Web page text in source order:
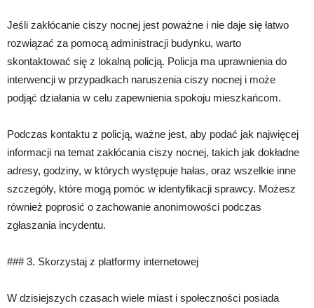
Jeśli zakłócanie ciszy nocnej jest poważne i nie daje się łatwo
rozwiązać za pomocą administracji budynku, warto
skontaktować się z lokalną policją. Policja ma uprawnienia do
interwencji w przypadkach naruszenia ciszy nocnej i może
podjąć działania w celu zapewnienia spokoju mieszkańcom.
Podczas kontaktu z policją, ważne jest, aby podać jak najwięcej
informacji na temat zakłócania ciszy nocnej, takich jak dokładne
adresy, godziny, w których występuje hałas, oraz wszelkie inne
szczegóły, które mogą pomóc w identyfikacji sprawcy. Możesz
również poprosić o zachowanie anonimowości podczas
zgłaszania incydentu.
### 3. Skorzystaj z platformy internetowej
W dzisiejszych czasach wiele miast i społeczności posiada